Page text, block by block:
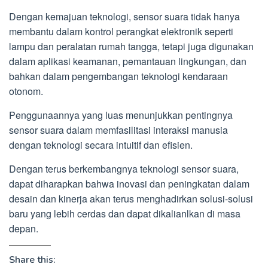
Dengan kemajuan teknologi, sensor suara tidak hanya
membantu dalam kontrol perangkat elektronik seperti
lampu dan peralatan rumah tangga, tetapi juga digunakan
dalam aplikasi keamanan, pemantauan lingkungan, dan
bahkan dalam pengembangan teknologi kendaraan
otonom.
Penggunaannya yang luas menunjukkan pentingnya
sensor suara dalam memfasilitasi interaksi manusia
dengan teknologi secara intuitif dan efisien.
Dengan terus berkembangnya teknologi sensor suara,
dapat diharapkan bahwa inovasi dan peningkatan dalam
desain dan kinerja akan terus menghadirkan solusi-solusi
baru yang lebih cerdas dan dapat dikalianlkan di masa
depan.
Share this: